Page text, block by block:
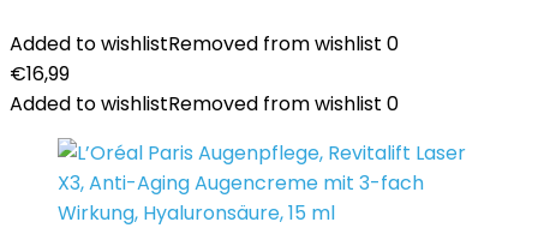
Added to wishlistRemoved from wishlist 0
€16,99
Added to wishlistRemoved from wishlist 0